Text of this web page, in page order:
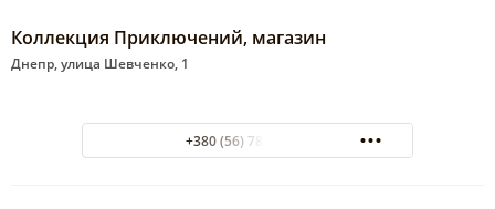
Коллекция Приключений, магазин
Днепр, улица Шевченко, 1
+380 (56) 785-62-29